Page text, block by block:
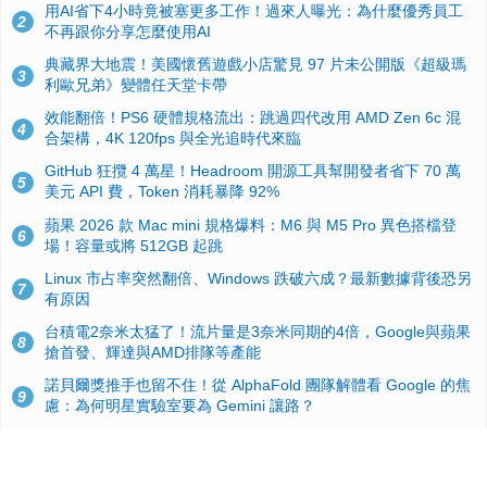
2
用AI省下4小時竟被塞更多工作！過來人曝光：為什麼優秀員工
不再跟你分享怎麼使用AI
3
典藏界大地震！美國懷舊遊戲小店驚見 97 片未公開版《超級瑪
利歐兄弟》變體任天堂卡帶
4
效能翻倍！PS6 硬體規格流出：跳過四代改用 AMD Zen 6c 混
合架構，4K 120fps 與全光追時代來臨
5
GitHub 狂攬 4 萬星！Headroom 開源工具幫開發者省下 70 萬
美元 API 費，Token 消耗暴降 92%
6
蘋果 2026 款 Mac mini 規格爆料：M6 與 M5 Pro 異色搭檔登
場！容量或將 512GB 起跳
7
Linux 市占率突然翻倍、Windows 跌破六成？最新數據背後恐另
有原因
8
台積電2奈米太猛了！流片量是3奈米同期的4倍，Google與蘋果
搶首發、輝達與AMD排隊等產能
9
諾貝爾獎推手也留不住！從 AlphaFold 團隊解體看 Google 的焦
慮：為何明星實驗室要為 Gemini 讓路？